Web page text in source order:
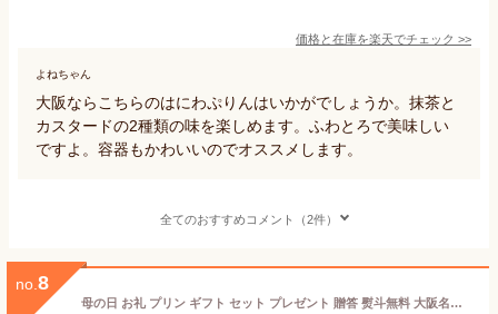
価格と在庫を楽天でチェック >>
よねちゃん
大阪ならこちらのはにわぷりんはいかがでしょうか。抹茶と
カスタードの2種類の味を楽しめます。ふわとろで美味しい
ですよ。容器もかわいいのでオススメします。
全てのおすすめコメント（2件）
no. 8
母の日 お礼 プリン ギフト セット プレゼント 贈答 熨斗無料 大阪名物 手土産 化粧箱入り 洋菓子 お取り寄せ 地蔵プリン 贈り物 スイーツ デザート ブランド卵 龍のたまご 濃厚 極上 なめらか お歳暮 誕生日 お祝い 新年度 内祝い お返し お土産 送料無料 あす楽 8個 BOX